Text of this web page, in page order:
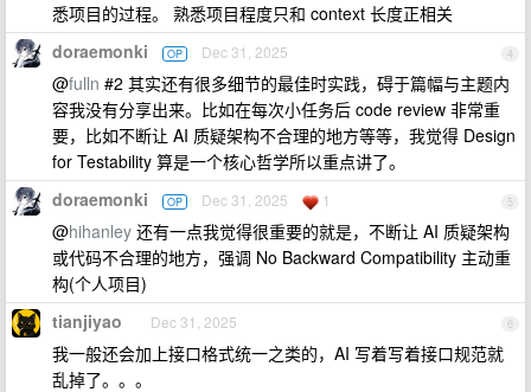
悉项目的过程。 熟悉项目程度只和 context 长度正相关
4
doraemonki OP Dec 31, 2025
@fulln #2 其实还有很多细节的最佳时实践，碍于篇幅与主题内
容我没有分享出来。比如在每次小任务后 code review 非常重
要，比如不断让 AI 质疑架构不合理的地方等等，我觉得 Design
for Testability 算是一个核心哲学所以重点讲了。
5
doraemonki OP Dec 31, 2025 1
@hihanley 还有一点我觉得很重要的就是，不断让 AI 质疑架构
或代码不合理的地方，强调 No Backward Compatibility 主动重
构(个人项目)
6
tianjiyao Dec 31, 2025
我一般还会加上接口格式统一之类的，AI 写着写着接口规范就
乱掉了。。。